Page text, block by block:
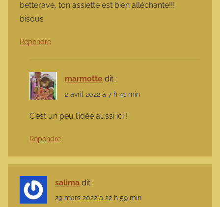
betterave, ton assiette est bien alléchante!!!
bisous
Répondre
marmotte dit :
2 avril 2022 à 7 h 41 min
C’est un peu l’idée aussi ici !
Répondre
salima dit :
29 mars 2022 à 22 h 59 min